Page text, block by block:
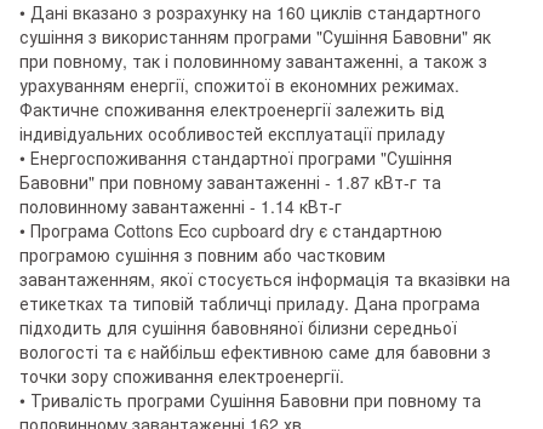
• Дані вказано з розрахунку на 160 циклів стандартного
сушіння з використанням програми "Сушіння Бавовни" як
при повному, так і половинному завантаженні, а також з
урахуванням енергії, спожитої в економних режимах.
Фактичне споживання електроенергії залежить від
індивідуальних особливостей експлуатації приладу
• Енергоспоживання стандартної програми "Сушіння
Бавовни" при повному завантаженні - 1.87 кВт-г та
половинному завантаженні - 1.14 кВт-г
• Програма Cottons Eco cupboard dry є стандартною
програмою сушіння з повним або частковим
завантаженням, якої стосується інформація та вказівки на
етикетках та типовій табличці приладу. Дана програма
підходить для сушіння бавовняної білизни середньої
вологості та є найбільш ефективною саме для бавовни з
точки зору споживання електроенергії.
• Тривалість програми Сушіння Бавовни при повному та
половинному завантаженні 162 хв.